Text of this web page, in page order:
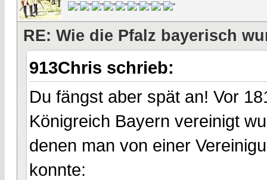
RE: Wie die Pfalz bayerisch
913Chris schrieb:
Du fängst aber spät an! Vor
Königreich Bayern vereinigt
denen man von einer
konnte: